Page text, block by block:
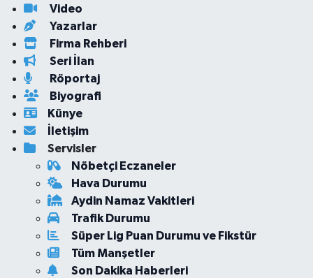
Video
Yazarlar
Firma Rehberi
Seri İlan
Röportaj
Biyografi
Künye
İletişim
Servisler
Nöbetçi Eczaneler
Hava Durumu
Aydin Namaz Vakitleri
Trafik Durumu
Süper Lig Puan Durumu ve Fikstür
Tüm Manşetler
Son Dakika Haberleri